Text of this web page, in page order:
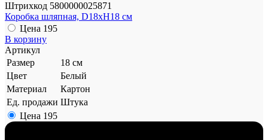
Штрихкод 5800000025871
Коробка шляпная, D18xH18 см
Цена 195
В корзину
Артикул
Размер
18 см
Цвет
Белый
Материал
Картон
Ед. продажи Штука
Цена 195